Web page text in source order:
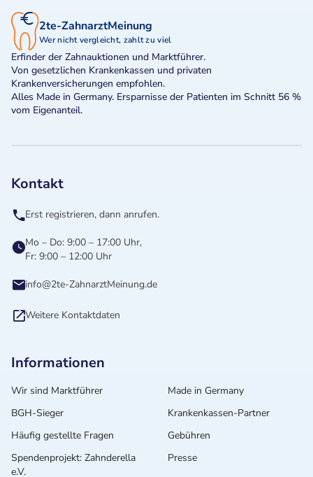
2te-ZahnarztMeinung
Wer nicht vergleicht, zahlt zu viel
Erfinder der Zahnauktionen und Marktführer.
Von gesetzlichen Krankenkassen und privaten
Krankenversicherungen empfohlen.
Alles Made in Germany. Ersparnisse der Patienten im Schnitt 56 %
vom Eigenanteil.
Kontakt
Erst registrieren, dann anrufen.
Mo – Do: 9:00 – 17:00 Uhr,
Fr: 9:00 – 12:00 Uhr
info@2te-ZahnarztMeinung.de
Weitere Kontaktdaten
Informationen
Wir sind Marktführer
Made in Germany
BGH-Sieger
Krankenkassen-Partner
Häufig gestellte Fragen
Gebühren
Spendenprojekt: Zahnderella
e.V.
Presse